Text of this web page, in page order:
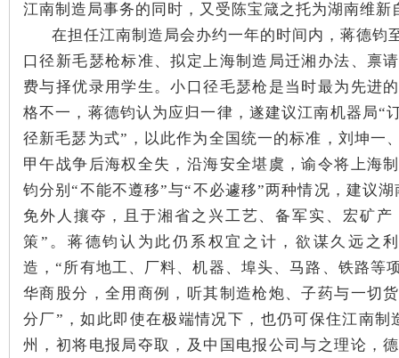
江南制造局事务的同时，又受陈宝箴之托为湖南维新
在担任江南制造局会办约一年的时间内，蒋德钧
口径新毛瑟枪标准、拟定上海制造局迁湘办法、禀
费与择优录用学生。小口径毛瑟枪是当时最为先进
格不一，蒋德钧认为应归一律，遂建议江南机器局“
径新毛瑟为式”，以此作为全国统一的标准，刘坤一
甲午战争后海权全失，沿海安全堪虞，谕令将上海
钧分别“不能不遵移”与“不必遽移”两种情况，建议
免外人攘夺，且于湘省之兴工艺、备军实、宏矿
策”。蒋德钧认为此仍系权宜之计，欲谋久远之
造，“所有地工、厂料、机器、埠头、马路、铁路等
华商股分，全用商例，听其制造枪炮、子药与一切
分厂”，如此即使在极端情况下，也仍可保住江南
州，初将电报局夺取，及中国电报公司与之理论，